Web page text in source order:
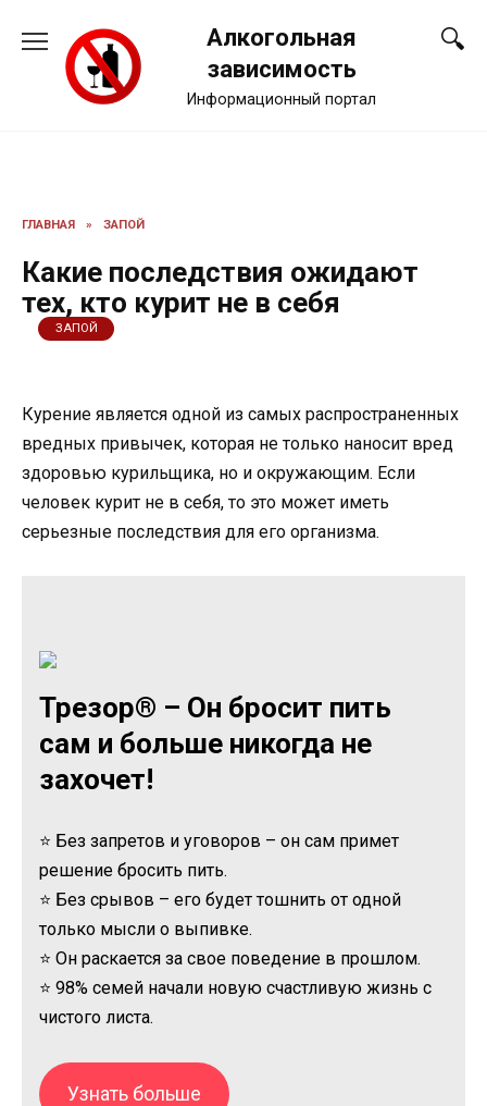
содержанию
Алкогольная
зависимость
Информационный портал
ГЛАВНАЯ » ЗАПОЙ
Какие последствия ожидают
тех, кто курит не в себя
ЗАПОЙ
Курение является одной из самых распространенных
вредных привычек, которая не только наносит вред
здоровью курильщика, но и окружающим. Если
человек курит не в себя, то это может иметь
серьезные последствия для его организма.
Трезор® – Он бросит пить
сам и больше никогда не
захочет!
⭐ Без запретов и уговоров – он сам примет
решение бросить пить.
⭐ Без срывов – его будет тошнить от одной
только мысли о выпивке.
⭐ Он раскается за свое поведение в прошлом.
⭐ 98% семей начали новую счастливую жизнь с
чистого листа.
Узнать больше